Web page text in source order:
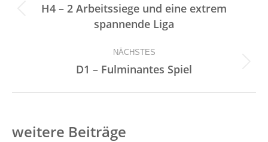
Vorheriger
Beitrag:
H4 – 2 Arbeitssiege und eine extrem
spannende Liga
NÄCHSTES
Nächster
Beitrag:
D1 – Fulminantes Spiel
weitere Beiträge